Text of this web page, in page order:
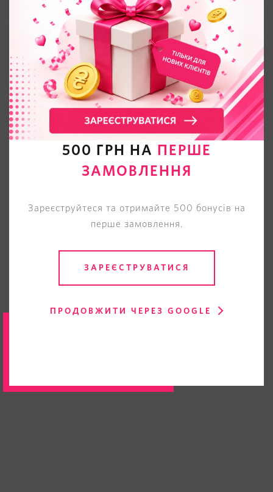
500 ГРН НА
ПЕРШЕ
ЗАМОВЛЕННЯ
Зареєструйтеся та отримайте 500 бонусів на
перше замовлення.
ЗАРЕЄСТРУВАТИСЯ
ПРОДОВЖИТИ ЧЕРЕЗ GOOGLE